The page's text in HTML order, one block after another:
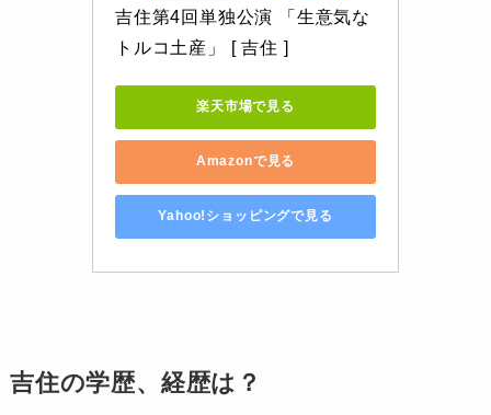
吉住第4回単独公演 「生意気な
トルコ土産」 [ 吉住 ]
楽天市場で見る
Amazonで見る
Yahoo!ショッピングで見る
吉住の学歴、経歴は？